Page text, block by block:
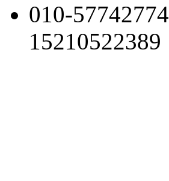
010-57742774
15210522389